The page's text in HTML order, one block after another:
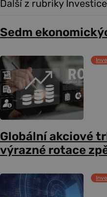
Další z rubriky Investice
Sedm
Globální akciové
výrazné rotace